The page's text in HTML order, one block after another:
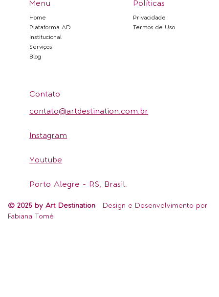
Menu
Home
Plataforma AD
Institucional
Serviços
Blog
Políticas
Privacidade
Termos de Uso
Contato
contato@artdestination.com.br
Instagram
Youtube
Porto Alegre - RS, Brasil.
© 2025 by Art Destination Design e Desenvolvimento por
Fabiana Tomé